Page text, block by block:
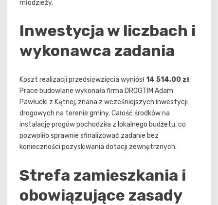
młodzieży.
Inwestycja w liczbach i
wykonawca zadania
Koszt realizacji przedsięwzięcia wyniósł14 514,00 zł.
Prace budowlane wykonała firma DROGTIM Adam
Pawłucki z Kątnej, znana z wcześniejszych inwestycji
drogowych na terenie gminy. Całość środków na
instalację progów pochodziła z lokalnego budżetu, co
pozwoliło sprawnie sfinalizować zadanie bez
konieczności pozyskiwania dotacji zewnętrznych.
Strefa zamieszkania i
obowiązujące zasady